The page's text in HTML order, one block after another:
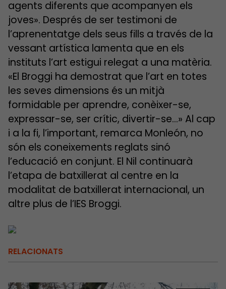
agents diferents que acompanyen els
joves». Després de ser testimoni de
l’aprenentatge dels seus fills a través de la
vessant artística lamenta que en els
instituts l’art estigui relegat a una matèria.
«El Broggi ha demostrat que l’art en totes
les seves dimensions és un mitjà
formidable per aprendre, conèixer-se,
expressar-se, ser crític, divertir-se…» Al cap
i a la fi, l’important, remarca Monleón, no
són els coneixements reglats sinó
l’educació en conjunt. El Nil continuarà
l’etapa de batxillerat al centre en la
modalitat de batxillerat internacional, un
altre plus de l’IES Broggi.
RELACIONATS